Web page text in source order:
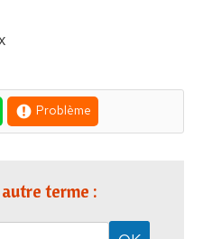
Problème
terme :